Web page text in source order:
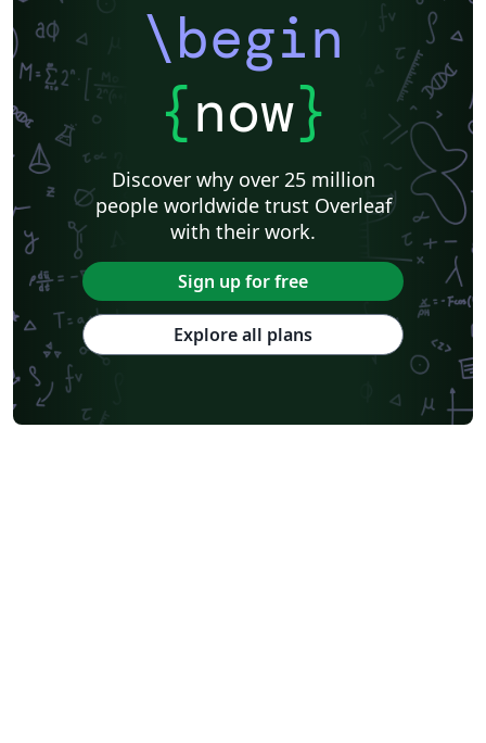
\begin
{now}
Discover why over 25 million
people worldwide trust Overleaf
with their work.
Sign up for free
Explore all plans